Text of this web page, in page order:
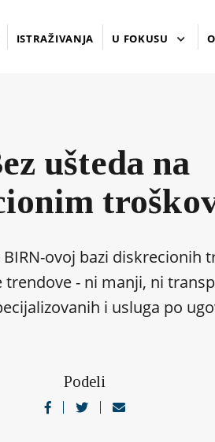
ISTRAŽIVANJA U FOKUSU
ušteda na
ovoj bazi diskrecionih
trendove - ni manji, ni
i usluga po
Podeli